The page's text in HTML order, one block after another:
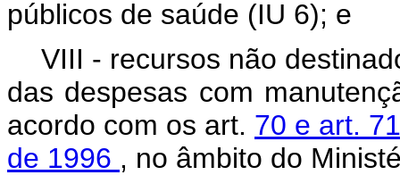
públicos de saúde (IU 6); e
VIII - recursos não
das despesas com
acordo com os art. 70 e art.
de 1996 , no âmbito do